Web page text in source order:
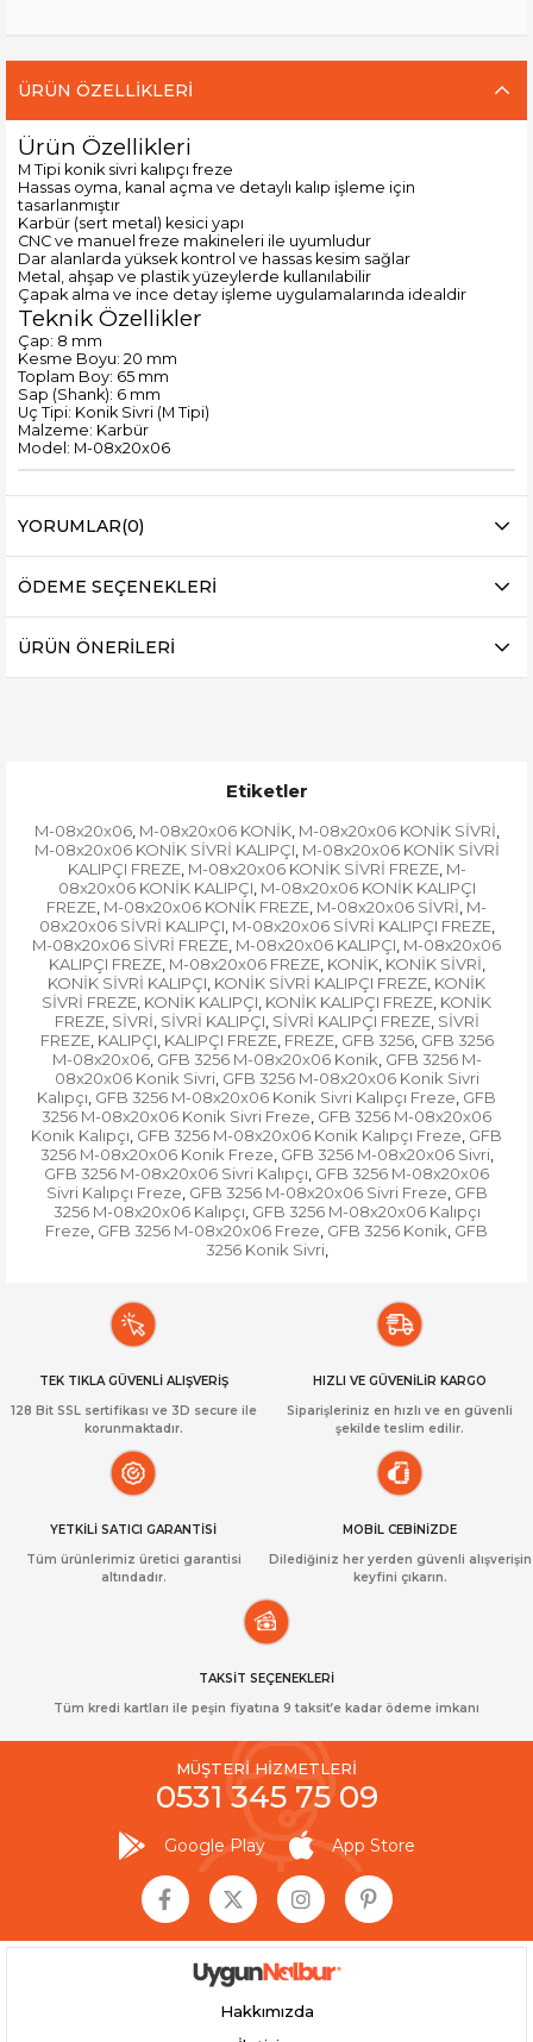
ÜRÜN ÖZELLIKLERI
Ürün Özellikleri
M Tipi konik sivri kalıpçı freze
Hassas oyma, kanal açma ve detaylı kalıp işleme için
tasarlanmıştır
Karbür (sert metal) kesici yapı
CNC ve manuel freze makineleri ile uyumludur
Dar alanlarda yüksek kontrol ve hassas kesim sağlar
Metal, ahşap ve plastik yüzeylerde kullanılabilir
Çapak alma ve ince detay işleme uygulamalarında idealdir
Teknik Özellikler
Çap: 8 mm
Kesme Boyu: 20 mm
Toplam Boy: 65 mm
Sap (Shank): 6 mm
Uç Tipi: Konik Sivri (M Tipi)
Malzeme: Karbür
Model: M-08x20x06
YORUMLAR(0)
ÖDEME SEÇENEKLERI
ÜRÜN ÖNERILERI
Etiketler
M-08x20x06, M-08x20x06 KONİK, M-08x20x06 KONİK SİVRİ
M-08x20x06 KONİK SİVRİ KALIPÇI M-08x20x06 KONİK SİVRİ
KALIPÇI FREZE, M-08x20x06 KONİK SİVRİ FREZE, M-
08x20x06 KONİK KALIPÇI M-08x20x06 KONİK KALIPÇI
FREZE M-08x20x06 KONİK FREZE M-08x20x06 SİVRİ M-
08x20x06 SİVRİ KALIPÇI M-08x20x06 SİVRİ KALIPÇI FREZE,
M-08x20x06 SİVRİ FREZE M-08x20x06 KALIPÇI M-08x20x06
KALIPÇI FREZE, M-08x20x06 FREZE, KONİK, KONİK SİVRİ
KONİK SİVRİ KALIPÇI KONİK SİVRİ KALIPÇI FREZE KONİK
SİVRİ FREZE KONİK KALIPÇI KONİK KALIPÇI FREZE KONİK
FREZE, SİVRİ SİVRİ KALIPÇI SİVRİ KALIPÇI FREZE, SİVRİ
FREZE, KALIPÇI KALIPÇI FREZE, FREZE, GFB 3256, GFB 3256
M-08x20x06, GFB 3256 M-08x20x06 Konik GFB 3256 M-
08x20x06 Konik Sivri, GFB 3256 M-08x20x06 Konik Sivri
Kalıpçı GFB 3256 M-08x20x06 Konik Sivri Kalıpçı Freze GFB
3256 M-08x20x06 Konik Sivri Freze GFB 3256 M-08x20x06
Konik Kalıpçı GFB 3256 M-08x20x06 Konik Kalıpçı Freze GFB
3256 M-08x20x06 Konik Freze GFB 3256 M-08x20x06 Sivri,
GFB 3256 M-08x20x06 Sivri Kalıpçı GFB 3256 M-08x20x06
Sivri Kalıpçı Freze GFB 3256 M-08x20x06 Sivri Freze GFB
3256 M-08x20x06 Kalıpçı GFB 3256 M-08x20x06 Kalıpçı
Freze GFB 3256 M-08x20x06 Freze GFB 3256 Konik GFB
3256 Konik Sivri,
TEK TIKLA GÜVENLİ ALIŞVERİŞ
128 Bit SSL sertifikası ve 3D secure ile
korunmaktadır.
HIZLI VE GÜVENİLİR KARGO
Siparişleriniz en hızlı ve en güvenli
şekilde teslim edilir.
YETKİLİ SATICI GARANTİSİ
Tüm ürünlerimiz üretici garantisi
altındadır.
MOBİL CEBİNİZDE
Dilediğiniz her yerden güvenli alışverişin
keyfini çıkarın.
TAKSİT SEÇENEKLERİ
Tüm kredi kartları ile peşin fiyatına 9 taksit’e kadar ödeme imkanı
MÜŞTERİ HİZMETLERİ
0531 345 75 09
Google Play App Store
Hakkımızda